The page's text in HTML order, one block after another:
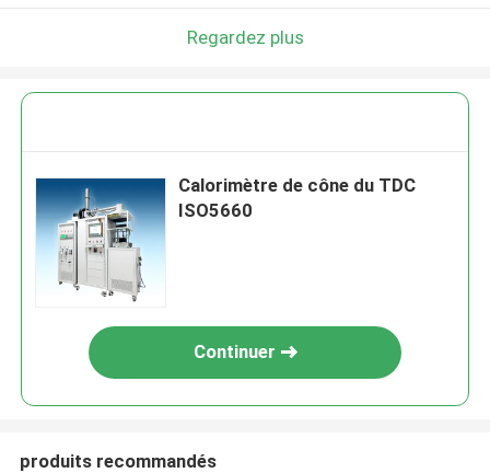
Regardez plus
Calorimètre de cône du TDC
ISO5660
Continuer
produits recommandés